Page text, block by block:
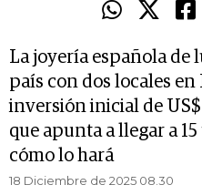
La joyería española de
país con dos locales en
inversión inicial de
que apunta a llegar a
cómo lo hará
18 Diciembre de 2025 08.30